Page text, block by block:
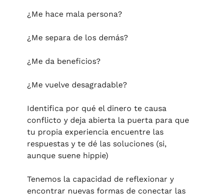
¿Me hace mala persona?
¿Me separa de los demás?
¿Me da beneficios?
¿Me vuelve desagradable?
Identifica por qué el dinero te causa
conflicto y deja abierta la puerta para que
tu propia experiencia encuentre las
respuestas y te dé las soluciones (si,
aunque suene hippie)
Tenemos la capacidad de reflexionar y
encontrar nuevas formas de conectar las